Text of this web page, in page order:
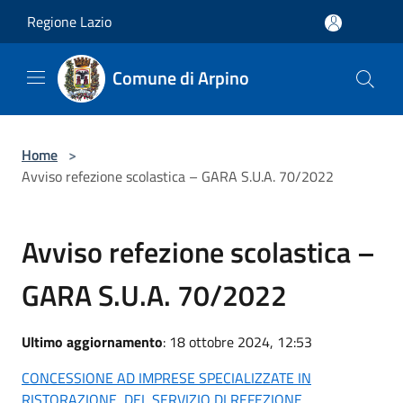
Regione Lazio
Comune di Arpino
Home >
Avviso refezione scolastica – GARA S.U.A. 70/2022
Avviso refezione scolastica –
GARA S.U.A. 70/2022
Ultimo aggiornamento: 18 ottobre 2024, 12:53
CONCESSIONE AD IMPRESE SPECIALIZZATE IN